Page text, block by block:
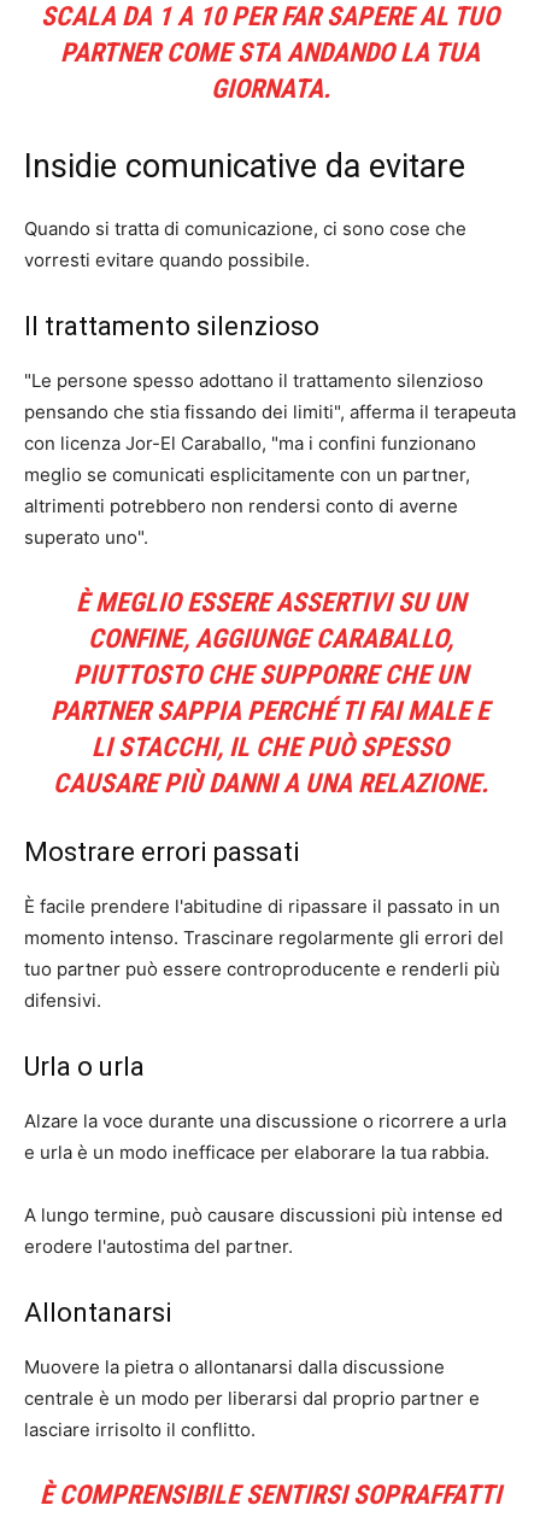
SCALA DA 1 A 10 PER FAR SAPERE AL TUO
PARTNER COME STA ANDANDO LA TUA
GIORNATA.
Insidie ​​comunicative da evitare
Quando si tratta di comunicazione, ci sono cose che
vorresti evitare quando possibile.
Il trattamento silenzioso
"Le persone spesso adottano il trattamento silenzioso
pensando che stia fissando dei limiti", afferma il terapeuta
con licenza Jor-El Caraballo, "ma i confini funzionano
meglio se comunicati esplicitamente con un partner,
altrimenti potrebbero non rendersi conto di averne
superato uno".
È MEGLIO ESSERE ASSERTIVI SU UN
CONFINE, AGGIUNGE CARABALLO,
PIUTTOSTO CHE SUPPORRE CHE UN
PARTNER SAPPIA PERCHÉ TI FAI MALE E
LI STACCHI, IL CHE PUÒ SPESSO
CAUSARE PIÙ DANNI A UNA RELAZIONE.
Mostrare errori passati
È facile prendere l'abitudine di ripassare il passato in un
momento intenso. Trascinare regolarmente gli errori del
tuo partner può essere controproducente e renderli più
difensivi.
Urla o urla
Alzare la voce durante una discussione o ricorrere a urla
e urla è un modo inefficace per elaborare la tua rabbia.
A lungo termine, può causare discussioni più intense ed
erodere l'autostima del partner.
Allontanarsi
Muovere la pietra o allontanarsi dalla discussione
centrale è un modo per liberarsi dal proprio partner e
lasciare irrisolto il conflitto.
È COMPRENSIBILE SENTIRSI SOPRAFFATTI